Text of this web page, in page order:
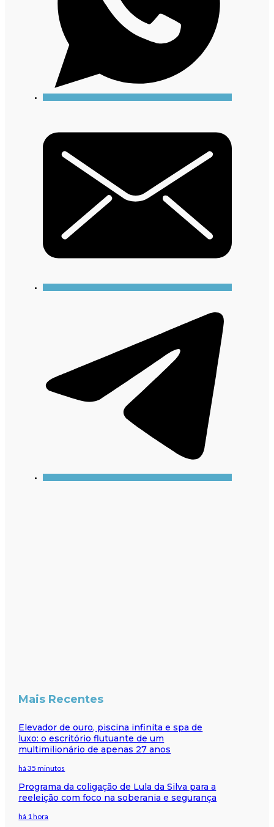
Mais Recentes
Elevador de ouro, piscina infinita e spa de
luxo: o escritório flutuante de um
multimilionário de apenas 27 anos
há 35 minutos
Programa da coligação de Lula da Silva para a
reeleição com foco na soberania e segurança
há 1 hora